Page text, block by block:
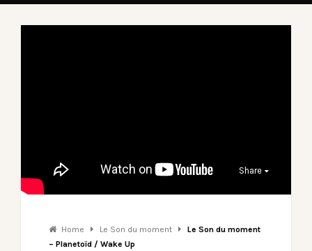
Share
Home Le Son du moment
Le Son du moment
– Planetoïd / Wake Up